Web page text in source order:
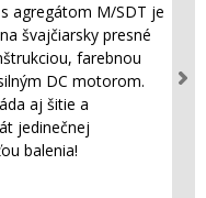
agregátom M/SDT je
švajčiarsky presné
farebnou
DC motorom.
aj šitie a
jedinečnej
balenia!